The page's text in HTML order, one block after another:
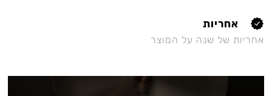
אחריות
אחריות של שנה על המוצר